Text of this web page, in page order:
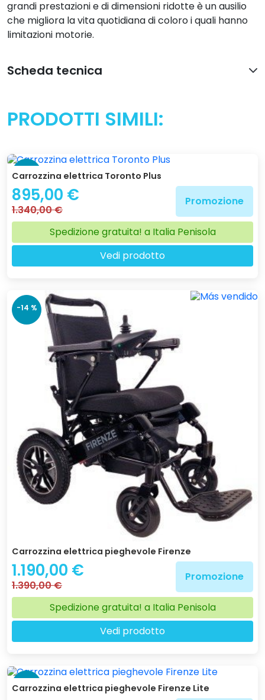
grandi prestazioni e di dimensioni ridotte è un ausilio
che migliora la vita quotidiana di coloro i quali hanno
limitazioni motorie.
Scheda tecnica
PRODOTTI SIMILI:
-33 %
Carrozzina elettrica Toronto Plus
895,00 €
1.340,00 €
Promozione
Spedizione gratuita! a Italia Penisola
Vedi prodotto
-14 %
Carrozzina elettrica pieghevole Firenze
1.190,00 €
1.390,00 €
Promozione
Spedizione gratuita! a Italia Penisola
Vedi prodotto
-23 %
Carrozzina elettrica pieghevole Firenze Lite